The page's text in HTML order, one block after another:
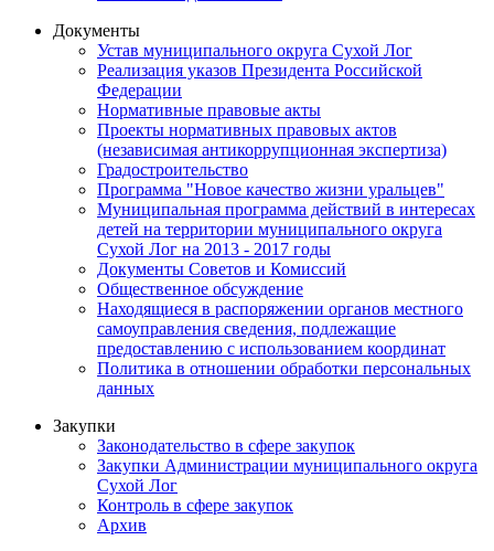
Документы
Устав муниципального округа Сухой Лог
Реализация указов Президента Российской
Федерации
Нормативные правовые акты
Проекты нормативных правовых актов
(независимая антикоррупционная экспертиза)
Градостроительство
Программа "Новое качество жизни уральцев"
Муниципальная программа действий в интересах
детей на территории муниципального округа
Сухой Лог на 2013 - 2017 годы
Документы Советов и Комиссий
Общественное обсуждение
Находящиеся в распоряжении органов местного
самоуправления сведения, подлежащие
предоставлению с использованием координат
Политика в отношении обработки персональных
данных
Закупки
Законодательство в сфере закупок
Закупки Администрации муниципального округа
Сухой Лог
Контроль в сфере закупок
Архив